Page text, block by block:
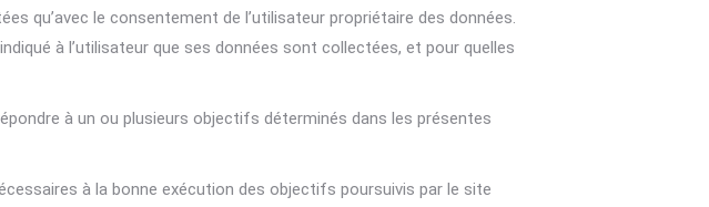
qu’avec le consentement de l’utilisateur propriétaire des données.
à l’utilisateur que ses données sont collectées, et pour quelles
à un ou plusieurs objectifs déterminés dans les présentes
à la bonne exécution des objectifs poursuivis par le site